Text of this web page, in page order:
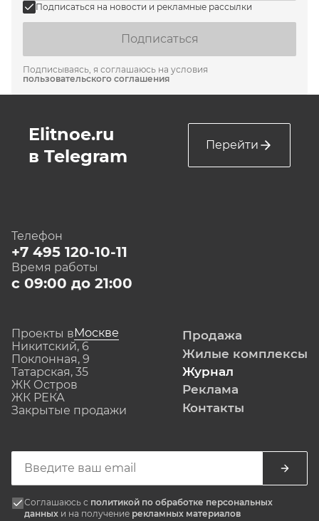
Подписаться на новости и рекламные рассылки
Подписаться
Подписываясь, я соглашаюсь на условия
пользовательского соглашения
Elitnoe.ru
в Telegram
Перейти
Телефон
+7 495 120-10-11
Время работы
с 09:00 до 21:00
Проекты вМоскве
Никитский, 6
Поклонная, 9
Татарская, 35
ЖК Остров
ЖК РЕКА
Закрытые продажи
Продажа
Жилые комплексы
Журнал
Реклама
Контакты
Соглашаюсь с политикой по обработке персональных
данных и на получение рекламных материалов